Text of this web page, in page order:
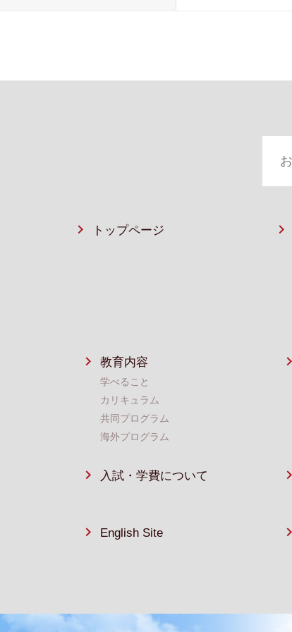
トップページ
教育内容
学べること
カリキュラム
共同プログラム
海外プログラム
入試・学費について
English Site